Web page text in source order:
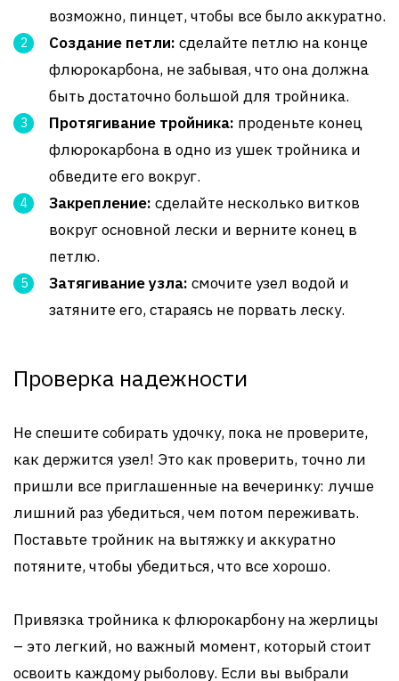
возможно, пинцет, чтобы все было аккуратно.
Создание петли: сделайте петлю на конце
флюрокарбона, не забывая, что она должна
быть достаточно большой для тройника.
Протягивание тройника: проденьте конец
флюрокарбона в одно из ушек тройника и
обведите его вокруг.
Закрепление: сделайте несколько витков
вокруг основной лески и верните конец в
петлю.
Затягивание узла: смочите узел водой и
затяните его, стараясь не порвать леску.
Проверка надежности
Не спешите собирать удочку, пока не проверите,
как держится узел! Это как проверить, точно ли
пришли все приглашенные на вечеринку: лучше
лишний раз убедиться, чем потом переживать.
Поставьте тройник на вытяжку и аккуратно
потяните, чтобы убедиться, что все хорошо.
Привязка тройника к флюрокарбону на жерлицы
– это легкий, но важный момент, который стоит
освоить каждому рыболову. Если вы выбрали